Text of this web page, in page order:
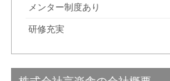
メンター制度あり
研修充実